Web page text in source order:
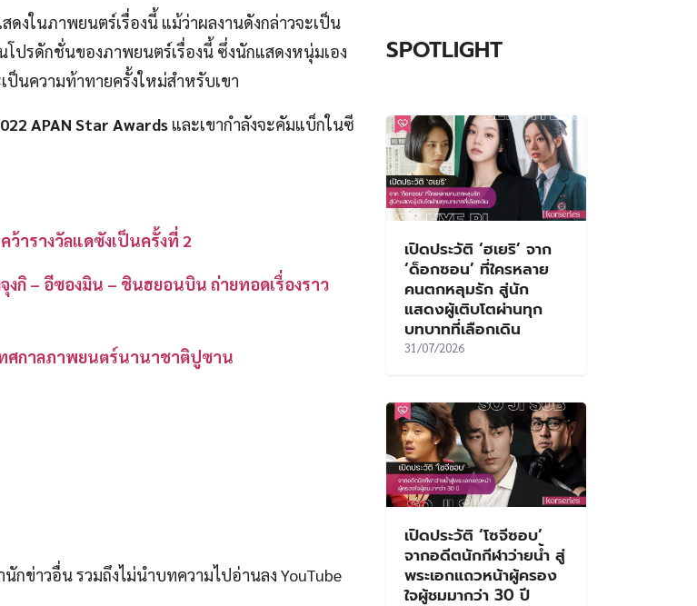
งในภาพยนตร์เรื่องนี้ แม้ว่าผลงานดังกล่าวจะเป็น
ปรดักชั่นของภาพยนตร์เรื่องนี้ ซึ่งนักแสดงหนุ่มเอง
ป็นความท้าทายครั้งใหม่สำหรับเขา
APAN Star Awards และเขากำลังจะคัมแบ็กในซี
ว้ารางวัลแดซังเป็นครั้งที่ 2
กิ – อีซองมิน – ชินฮยอนบิน ถ่ายทอดเรื่องราว
ทศกาลภาพยนตร์นานาชาติปูซาน
ข่าวอื่น รวมถึงไม่นำบทความไปอ่านลง YouTube
SPOTLIGHT
เปิดประวัติ ‘ฮเยริ’ จาก
‘ด็อกซอน’ ที่ใครหลาย
คนตกหลุมรัก สู่นัก
แสดงผู้เติบโตผ่านทุก
บทบาทที่เลือกเดิน
31/07/2026
เปิดประวัติ ‘โซจีซอบ’
จากอดีตนักกีฬาว่ายน้ำ สู่
พระเอกแถวหน้าผู้ครอง
ใจผู้ชมมากว่า 30 ปี